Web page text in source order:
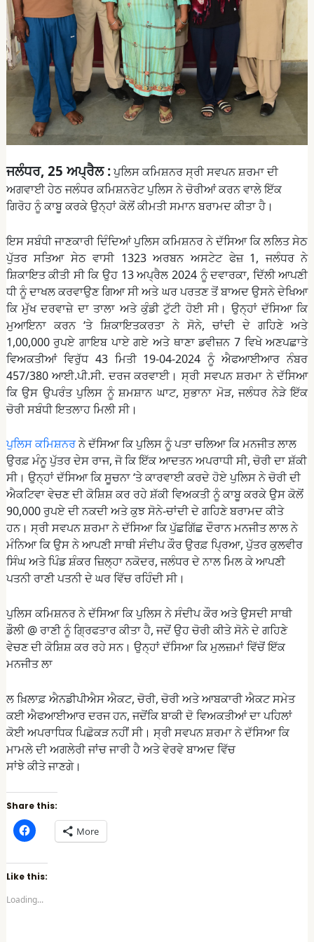
ਜਲੰਧਰ, 25 ਅਪ੍ਰੈਲ :ਪੁਲਿਸ ਕਮਿਸ਼ਨਰ ਸ੍ਰੀ ਸਵਪਨ ਸ਼ਰਮਾ ਦੀ
ਅਗਵਾਈ ਹੇਠ ਜਲੰਧਰ ਕਮਿਸ਼ਨਰੇਟ ਪੁਲਿਸ ਨੇ ਚੋਰੀਆਂ ਕਰਨ ਵਾਲੇ ਇੱਕ
ਗਿਰੋਹ ਨੂੰ ਕਾਬੂ ਕਰਕੇ ਉਨ੍ਹਾਂ ਕੋਲੋਂ ਕੀਮਤੀ ਸਮਾਨ ਬਰਾਮਦ ਕੀਤਾ ਹੈ।
ਇਸ ਸਬੰਧੀ ਜਾਣਕਾਰੀ ਦਿੰਦਿਆਂ ਪੁਲਿਸ ਕਮਿਸ਼ਨਰ ਨੇ ਦੱਸਿਆ ਕਿ ਲਲਿਤ ਸੇਠ
ਪੁੱਤਰ ਸਤਿਆ ਸੇਠ ਵਾਸੀ 1323 ਅਰਬਨ ਅਸਟੇਟ ਫੇਜ਼ 1, ਜਲੰਧਰ ਨੇ
ਸ਼ਿਕਾਇਤ ਕੀਤੀ ਸੀ ਕਿ ਉਹ 13 ਅਪ੍ਰੈਲ 2024 ਨੂੰ ਦਵਾਰਕਾ, ਦਿੱਲੀ ਆਪਣੀ
ਧੀ ਨੂੰ ਦਾਖਲ ਕਰਵਾਉਣ ਗਿਆ ਸੀ ਅਤੇ ਘਰ ਪਰਤਣ ਤੋਂ ਬਾਅਦ ਉਸਨੇ ਦੇਖਿਆ
ਕਿ ਮੁੱਖ ਦਰਵਾਜ਼ੇ ਦਾ ਤਾਲਾ ਅਤੇ ਕੁੰਡੀ ਟੁੱਟੀ ਹੋਈ ਸੀ। ਉਨ੍ਹਾਂ ਦੱਸਿਆ ਕਿ
ਮੁਆਇਨਾ ਕਰਨ ‘ਤੇ ਸ਼ਿਕਾਇਤਕਰਤਾ ਨੇ ਸੋਨੇ, ਚਾਂਦੀ ਦੇ ਗਹਿਣੇ ਅਤੇ
1,00,000 ਰੁਪਏ ਗਾਇਬ ਪਾਏ ਗਏ ਅਤੇ ਥਾਣਾ ਡਵੀਜ਼ਨ 7 ਵਿਖੇ ਅਣਪਛਾਤੇ
ਵਿਅਕਤੀਆਂ ਵਿਰੁੱਧ 43 ਮਿਤੀ 19-04-2024 ਨੂੰ ਐਫਆਈਆਰ ਨੰਬਰ
457/380 ਆਈ.ਪੀ.ਸੀ. ਦਰਜ ਕਰਵਾਈ। ਸ੍ਰੀ ਸਵਪਨ ਸ਼ਰਮਾ ਨੇ ਦੱਸਿਆ
ਕਿ ਉਸ ਉਪਰੰਤ ਪੁਲਿਸ ਨੂੰ ਸ਼ਮਸ਼ਾਨ ਘਾਟ, ਸੁਭਾਨਾ ਮੋੜ, ਜਲੰਧਰ ਨੇੜੇ ਇੱਕ
ਚੋਰੀ ਸਬੰਧੀ ਇਤਲਾਹ ਮਿਲੀ ਸੀ।
ਪੁਲਿਸ ਕਮਿਸ਼ਨਰਨੇ ਦੱਸਿਆ ਕਿ ਪੁਲਿਸ ਨੂੰ ਪਤਾ ਚਲਿਆ ਕਿ ਮਨਜੀਤ ਲਾਲ
ਉਰਫ਼ ਮੰਨੂ ਪੁੱਤਰ ਦੇਸ ਰਾਜ, ਜੋ ਕਿ ਇੱਕ ਆਦਤਨ ਅਪਰਾਧੀ ਸੀ, ਚੋਰੀ ਦਾ ਸ਼ੱਕੀ
ਸੀ। ਉਨ੍ਹਾਂ ਦੱਸਿਆ ਕਿ ਸੂਚਨਾ ‘ਤੇ ਕਾਰਵਾਈ ਕਰਦੇ ਹੋਏ ਪੁਲਿਸ ਨੇ ਚੋਰੀ ਦੀ
ਐਕਟਿਵਾ ਵੇਚਣ ਦੀ ਕੋਸ਼ਿਸ਼ ਕਰ ਰਹੇ ਸ਼ੱਕੀ ਵਿਅਕਤੀ ਨੂੰ ਕਾਬੂ ਕਰਕੇ ਉਸ ਕੋਲੋਂ
90,000 ਰੁਪਏ ਦੀ ਨਕਦੀ ਅਤੇ ਕੁਝ ਸੋਨੇ-ਚਾਂਦੀ ਦੇ ਗਹਿਣੇ ਬਰਾਮਦ ਕੀਤੇ
ਹਨ। ਸ੍ਰੀ ਸਵਪਨ ਸ਼ਰਮਾ ਨੇ ਦੱਸਿਆ ਕਿ ਪੁੱਛਗਿੱਛ ਦੌਰਾਨ ਮਨਜੀਤ ਲਾਲ ਨੇ
ਮੰਨਿਆ ਕਿ ਉਸ ਨੇ ਆਪਣੀ ਸਾਥੀ ਸੰਦੀਪ ਕੌਰ ਉਰਫ਼ ਪ੍ਰਿਆ, ਪੁੱਤਰ ਕੁਲਵੀਰ
ਸਿੰਘ ਅਤੇ ਪਿੰਡ ਸ਼ੰਕਰ ਜ਼ਿਲ੍ਹਾ ਨਕੋਦਰ, ਜਲੰਧਰ ਦੇ ਨਾਲ ਮਿਲ ਕੇ ਆਪਣੀ
ਪਤਨੀ ਰਾਣੀ ਪਤਨੀ ਦੇ ਘਰ ਵਿੱਚ ਰਹਿੰਦੀ ਸੀ।
ਪੁਲਿਸ ਕਮਿਸ਼ਨਰ ਨੇ ਦੱਸਿਆ ਕਿ ਪੁਲਿਸ ਨੇ ਸੰਦੀਪ ਕੌਰ ਅਤੇ ਉਸਦੀ ਸਾਥੀ
ਡੌਲੀ @ ਰਾਣੀ ਨੂੰ ਗ੍ਰਿਫਤਾਰ ਕੀਤਾ ਹੈ, ਜਦੋਂ ਉਹ ਚੋਰੀ ਕੀਤੇ ਸੋਨੇ ਦੇ ਗਹਿਣੇ
ਵੇਚਣ ਦੀ ਕੋਸ਼ਿਸ਼ ਕਰ ਰਹੇ ਸਨ। ਉਨ੍ਹਾਂ ਦੱਸਿਆ ਕਿ ਮੁਲਜ਼ਮਾਂ ਵਿੱਚੋਂ ਇੱਕ
ਮਨਜੀਤ ਲਾ
ਲ ਖ਼ਿਲਾਫ਼ ਐਨਡੀਪੀਐਸ ਐਕਟ, ਚੋਰੀ, ਚੋਰੀ ਅਤੇ ਆਬਕਾਰੀ ਐਕਟ ਸਮੇਤ
ਕਈ ਐਫਆਈਆਰ ਦਰਜ ਹਨ, ਜਦੋਂਕਿ ਬਾਕੀ ਦੋ ਵਿਅਕਤੀਆਂ ਦਾ ਪਹਿਲਾਂ
ਕੋਈ ਅਪਰਾਧਿਕ ਪਿਛੋਕੜ ਨਹੀਂ ਸੀ। ਸ੍ਰੀ ਸਵਪਨ ਸ਼ਰਮਾ ਨੇ ਦੱਸਿਆ ਕਿ
ਮਾਮਲੇ ਦੀ ਅਗਲੇਰੀ ਜਾਂਚ ਜਾਰੀ ਹੈ ਅਤੇ ਵੇਰਵੇ ਬਾਅਦ ਵਿੱਚ
ਸਾਂਝੇ ਕੀਤੇ ਜਾਣਗੇ।
Share this:
C
l
k
t
o
h
More
Like this:
Loading...